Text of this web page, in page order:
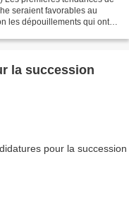
seraient favorables au
les dépouillements qui ont
la succession